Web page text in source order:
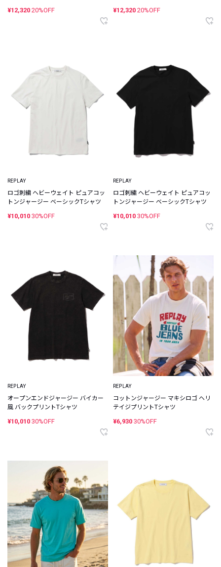
¥12,320 20%OFF ¥12,320 20%OFF
REPLAY
ロゴ刺繍 ヘビーウェイト ピュアコッ
トンジャージー ベーシックTシャツ
¥10,010 30%OFF
REPLAY
ロゴ刺繍 ヘビーウェイト ピュアコッ
トンジャージー ベーシックTシャツ
¥10,010 30%OFF
REPLAY
オープンエンドジャージー バイカー
風 バックプリントTシャツ
¥10,010 30%OFF
REPLAY
コットンジャージー マキシロゴ ヘリ
テイジプリントTシャツ
¥6,930 30%OFF